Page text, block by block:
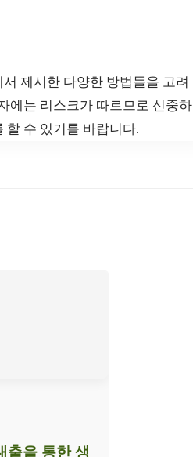
제시한 다양한 방법들을 고려
에는 리스크가 따르므로 신중하
할 수 있기를 바랍니다.
출을 통한 생